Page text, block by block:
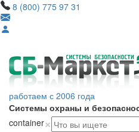
8 (800) 775 97 31
работаем с 2006 года
Системы охраны и
container×